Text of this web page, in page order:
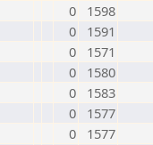
0
1598
0
1591
0
1571
0
1580
0
1583
0
1577
0
1577